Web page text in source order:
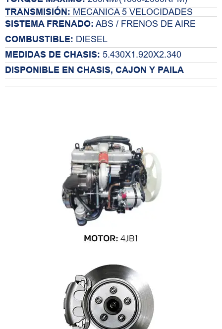
TRANSMISIÓN: MECANICA 5 VELOCIDADES
SISTEMA FRENADO: ABS / FRENOS DE AIRE
COMBUSTIBLE: DIESEL
MEDIDAS DE CHASIS: 5.430X1.920X2.340
DISPONIBLE EN CHASIS, CAJON Y PAILA